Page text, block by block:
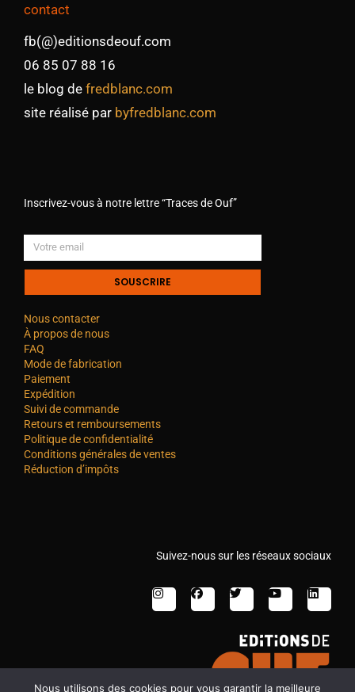
contact
fb(@)editionsdeouf.com
06 85 07 88 16
le blog de fredblanc.com
site réalisé par byfredblanc.com
Inscrivez-vous à notre lettre “Traces de Ouf”
SOUSCRIRE
Nous contacter
À propos de nous
FAQ
Mode de fabrication
Paiement
Expédition
Suivi de commande
Retours et remboursements
Politique de confidentialité
Conditions générales de ventes
Réduction d’impôts
Suivez-nous sur les réseaux sociaux
Nous utilisons des cookies pour vous garantir la meilleure